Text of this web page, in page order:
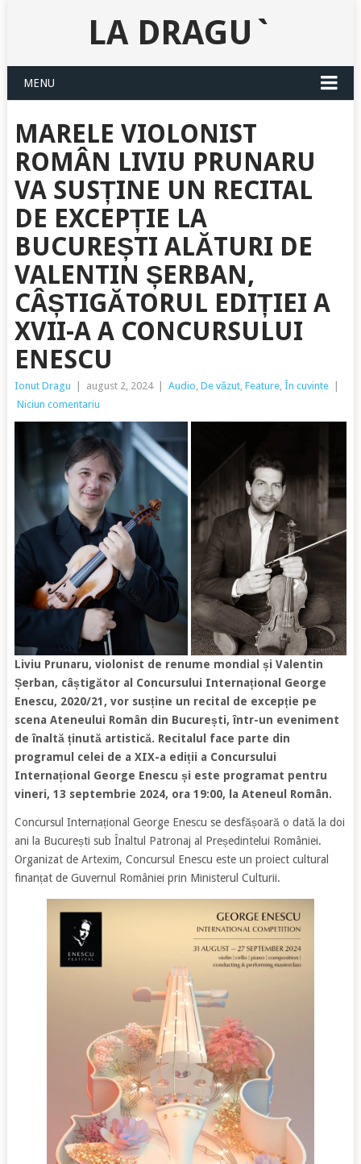
LA DRAGU`
MENU
MARELE VIOLONIST
ROMÂN LIVIU PRUNARU
VA SUSȚINE UN RECITAL
DE EXCEPȚIE LA
BUCUREȘTI ALĂTURI DE
VALENTIN ȘERBAN,
CÂȘTIGĂTORUL EDIȚIEI A
XVII-A A CONCURSULUI
ENESCU
Ionut Dragu august 2, 2024 Audio, De văzut, Feature, În cuvinte
Niciun comentariu
Liviu Prunaru, violonist de renume mondial și Valentin
Șerban, câștigător al Concursului Internațional George
Enescu, 2020/21, vor susține un recital de excepție pe
scena Ateneului Român din București, într-un eveniment
de înaltă ținută artistică. Recitalul face parte din
programul celei de a XIX-a ediții a Concursului
Internațional George Enescu și este programat pentru
vineri, 13 septembrie 2024, ora 19:00, la Ateneul Român.
Concursul Internațional George Enescu se desfășoară o dată la doi
ani la București sub Înaltul Patronaj al Președintelui României.
Organizat de Artexim, Concursul Enescu este un proiect cultural
finanțat de Guvernul României prin Ministerul Culturii.